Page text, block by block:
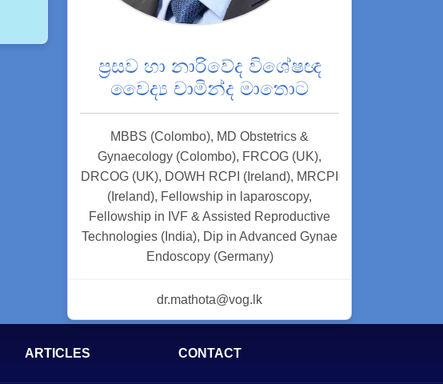
ප්‍රසව හා නාරිවේද විශේෂඥ
වෛද්‍ය චාමින්ද මාතොට
MBBS (Colombo), MD Obstetrics &
Gynaecology (Colombo), FRCOG (UK),
DRCOG (UK), DOWH RCPI (Ireland), MRCPI
(Ireland), Fellowship in laparoscopy,
Fellowship in IVF & Assisted Reproductive
Technologies (India), Dip in Advanced Gynae
Endoscopy (Germany)
dr.mathota@vog.lk
ARTICLES CONTACT